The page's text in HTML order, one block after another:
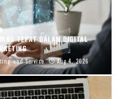
TEPAT DALAM DIGITAL
and Service Aug 4, 2026